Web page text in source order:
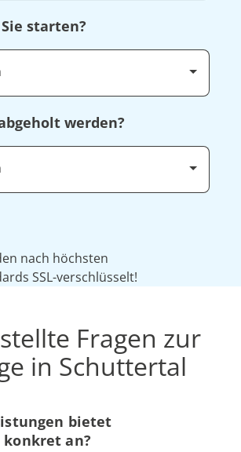
starten?
werden?
nach höchsten
SSL-verschlüsselt!
Fragen zur
in Schuttertal
bietet
konkret an?